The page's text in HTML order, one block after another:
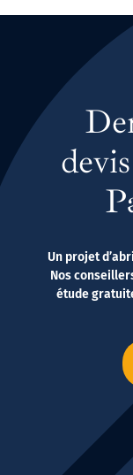
Un projet
Nos
étude